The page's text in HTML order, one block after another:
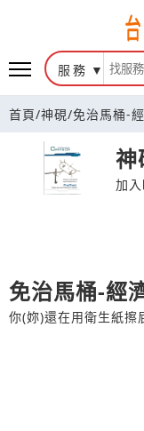
台
服務
首頁/神硯/免治馬桶-
神
加
免治馬桶-經
你(妳)還在用衛生紙擦